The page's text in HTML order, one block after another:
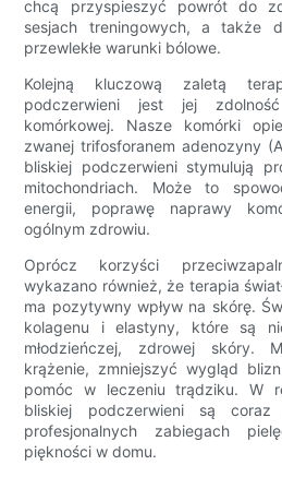
chcą przyspieszyć powrót do
sesjach treningowych, a także
przewlekłe warunki bólowe.
Kolejną kluczową zaletą
podczerwieni jest jej
komórkowej. Nasze komórki
zwanej trifosforanem adenozyny
bliskiej podczerwieni stymulują
mitochondriach. Może to
energii, poprawę naprawy
ogólnym zdrowiu.
Oprócz korzyści
wykazano również, że terapia
ma pozytywny wpływ na skórę.
kolagenu i elastyny, które są
młodzieńczej, zdrowej skóry.
krążenie, zmniejszyć wygląd
pomóc w leczeniu trądziku. W
bliskiej podczerwieni są
profesjonalnych zabiegach
piękności w domu.